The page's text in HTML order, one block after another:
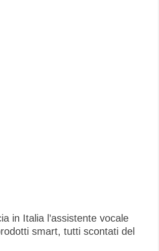
in Italia l’assistente vocale
smart, tutti scontati del